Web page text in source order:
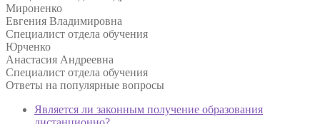
Мироненко
Евгения Владимировна
Специалист отдела обучения
Юрченко
Анастасия Андреевна
Специалист отдела обучения
Ответы на популярные вопросы
Является ли законным получение образования